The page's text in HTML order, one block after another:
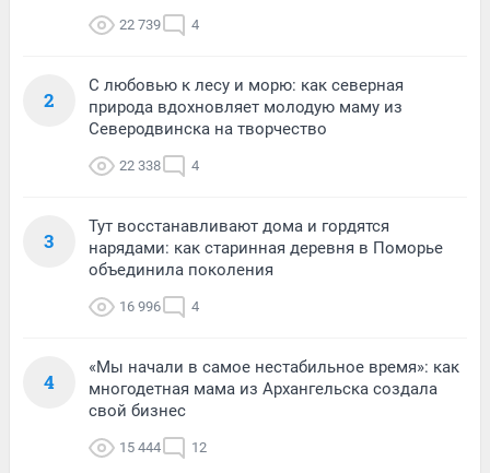
22 739 4
2
С любовью к лесу и морю: как северная
природа вдохновляет молодую маму из
Северодвинска на творчество
22 338 4
3
Тут восстанавливают дома и гордятся
нарядами: как старинная деревня в Поморье
объединила поколения
16 996 4
4
«Мы начали в самое нестабильное время»: как
многодетная мама из Архангельска создала
свой бизнес
15 444 12